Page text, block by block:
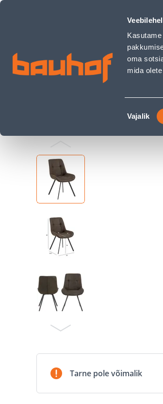
oma
mida
Nõusoleku
valik
Vajalik
TOOL WAYLOR HALL - Bauhof has loaded
TOOTED
Kodu ja
Tarne pole võimalik